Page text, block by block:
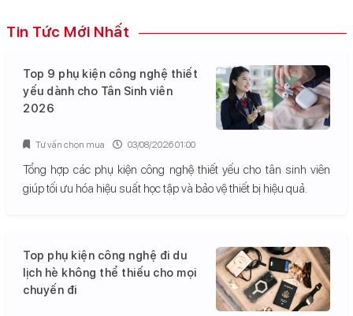
Tin Tức Mới Nhất
Top 9 phụ kiện công nghệ thiết
yếu dành cho Tân Sinh viên
2026
Tổng hợp các phụ kiện công nghệ thiết yếu cho tân sinh viên
giúp tối ưu hóa hiệu suất học tập và bảo vệ thiết bị hiệu quả.
Tư vấn chọn mua 03/08/2026 01:00
Top phụ kiện công nghệ đi du
lịch hè không thể thiếu cho mọi
chuyến đi